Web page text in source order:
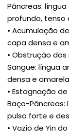
Pâncreas:
profundo, tenso
• Acumulação
capa densa e
• Obstrução
Sangue: língua
densa e
• Estagnação
Baço-Pâncreas:
pulso forte e
• Vazio de Yin